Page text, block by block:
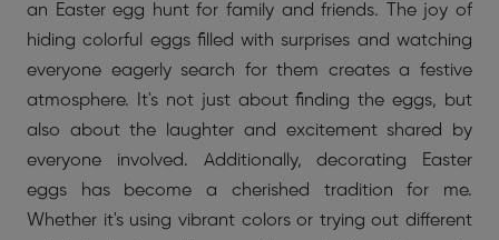
an Easter egg hunt for family and friends. The joy of
hiding colorful eggs filled with surprises and watching
everyone eagerly search for them creates a festive
atmosphere. It's not just about finding the eggs, but
also about the laughter and excitement shared by
everyone involved. Additionally, decorating Easter
eggs has become a cherished tradition for me.
Whether it's using vibrant colors or trying out different